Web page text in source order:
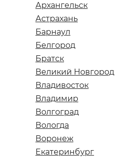
Архангельск
Астрахань
Барнаул
Белгород
Братск
Великий Новгород
Владивосток
Владимир
Волгоград
Вологда
Воронеж
Екатеринбург